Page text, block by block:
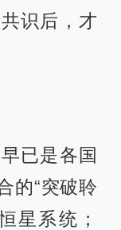
识后，才
已是各国
的“突破聆
星系统；